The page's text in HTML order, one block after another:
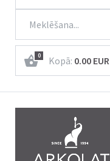
0 Kopā: 0.00 EUR